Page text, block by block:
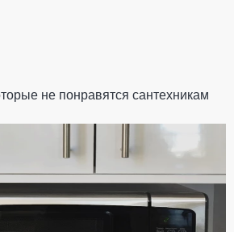
не понравятся сантехникам